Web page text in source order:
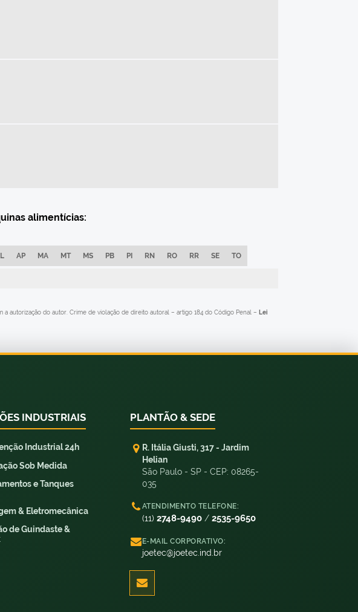
alimentícias:
AP MA MT MS PB PI RN RO RR SE TO
autorização do autor. Crime de violação de direito autoral – artigo 184 do Código Penal – Lei
INDUSTRIAIS
Industrial 24h
Sob Medida
e Tanques
& Eletromecânica
de Guindaste &
PLANTÃO & SEDE
R. Itália Giusti, 317 - Jardim
Helian
São Paulo - SP - CEP: 08265-
035
ATENDIMENTO TELEFONE:
(11) 2748-9490/ 2535-9650
E-MAIL CORPORATIVO:
joetec@joetec.ind.br